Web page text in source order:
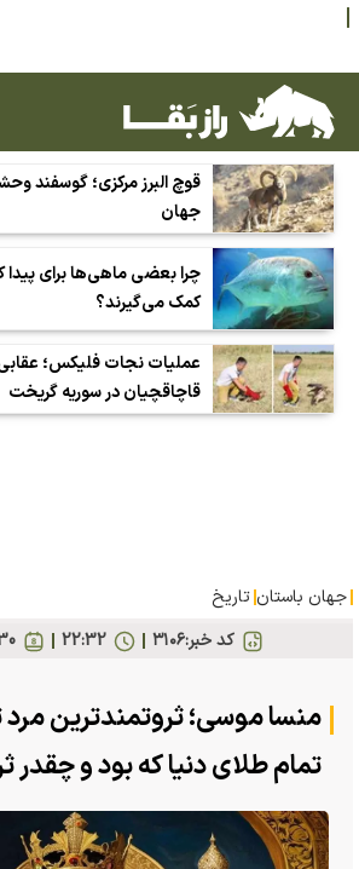
قوچ البرز مرکزی؛ گوسفند
جهان
چرا بعضی ماهی‌ها برای پیدا
کمک می‌گیرند؟
عملیات نجات فلیکس؛
قاچاقچیان در سوریه گریخت
جهان باستان تاریخ
کد خبر:۳۱۰۶ 30 بهمن 22:32
منسا موسی؛ ثروتمندترین مرد
تمام طلای دنیا که بود و